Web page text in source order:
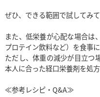
ぜひ、できる範囲で試してみて
また、低栄養が心配な場合は
プロテイン飲料など）を食事
ただし、体重の減少が目立つ
本人に合った経口栄養剤を処
≪参考レシピ・Q&A≫